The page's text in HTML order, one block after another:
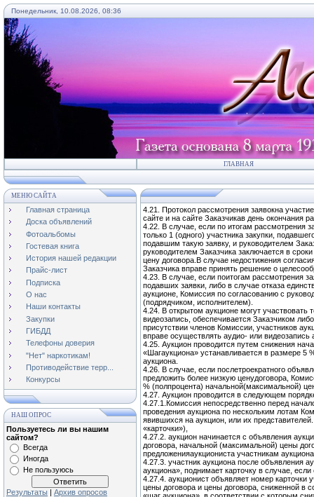
Понедельник, 10.08.2026, 08:36
ГЛАВНАЯ
МЕНЮ САЙТА
Главная страница
Доска объявлений
Фотоальбомы
Гостевая книга
История нашей редакции
Прайс-лист
Подписка
О нас
Наши контакты
Закупки
ГИБДД
Телефоны доверия
"Нет" наркотикам!
Противодействие терр...
Конкурсы
НАШ ОПРОС
Пользуетесь ли вы нашим
сайтом?
Всегда
Иногда
Не пользуюсь
Результаты | Архив опросов
4.21. Протокол рассмотрения заявокна
сайте и на сайте Заказчикав день окончания
4.22. В случае, если по итогам рассмотрения
только 1 (одного) участника закупки,
подавшим такую заявку, и руководителем
руководителем Заказчика заключается в
цену договора.В случае недостижения
Заказчика вправе принять решение о
4.23. В случае, если поитогам рассмотрения
подавших заявки, либо в случае отказа
аукционе, Комиссия по согласованию с
(подрядчиком, исполнителем).
4.24. В открытом аукционе могут участвовать
видеозапись, обеспечивается Заказчиком
присутствии членов Комиссии, участников
вправе осуществлять аудио- или видеозапись
4.25. Аукцион проводится путем снижения
«Шагаукциона» устанавливается в размере 5
аукциона.
4.26. В случае, если послетроекратного
предложить более низкую ценудоговора,
% (полпроцента) начальной(максимальной)
4.27. Аукцион проводится в следующем
4.27.1.Комиссия непосредственно перед
проведения аукциона по нескольким лотам
явившихся на аукцион, или их
«карточки»),
4.27.2. аукцион начинается с объявления
договора, начальной (максимальной) цены
предложенияаукциониста участникам
4.27.3. участник аукциона после объявления
аукциона», поднимает карточку в случае,
4.27.4. аукционист объявляет номер
цены договора и цены договора, сниженной в